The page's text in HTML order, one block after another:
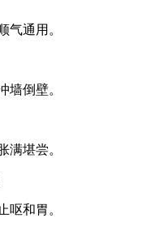
气通用。
墙倒壁。
满堪尝。
呕和胃。